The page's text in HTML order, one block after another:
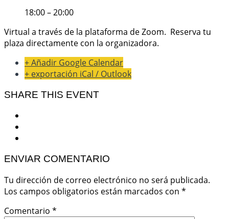
18:00 – 20:00
Virtual a través de la plataforma de Zoom. Reserva tu
plaza directamente con la organizadora.
+ Añadir Google Calendar
+ exportación iCal / Outlook
SHARE THIS EVENT
ENVIAR COMENTARIO
Tu dirección de correo electrónico no será publicada.
Los campos obligatorios están marcados con *
Comentario *